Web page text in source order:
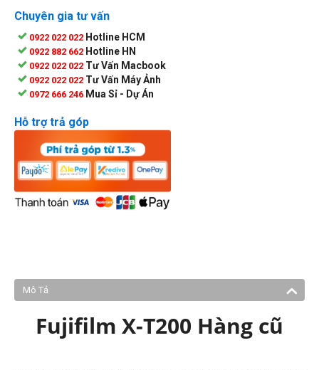
Chuyên gia tư vấn
0922 022 022 Hotline HCM
0922 882 662 Hotline HN
0922 022 022 Tư Vấn Macbook
0922 022 022 Tư Vấn Máy Ảnh
0972 666 246 Mua Sỉ - Dự Án
Hỗ trợ trả góp
Mô Tả
Fujifilm X-T200 Hàng cũ